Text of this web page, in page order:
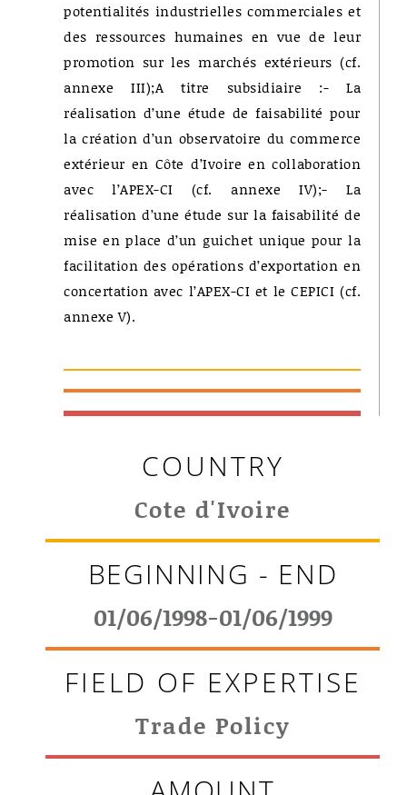
potentialités industrielles commerciales et
des ressources humaines en vue de leur
promotion sur les marchés extérieurs (cf.
annexe III);A titre subsidiaire :- La
réalisation d’une étude de faisabilité pour
la création d’un observatoire du commerce
extérieur en Côte d’Ivoire en collaboration
avec l’APEX-CI (cf. annexe IV);- La
réalisation d’une étude sur la faisabilité de
mise en place d’un guichet unique pour la
facilitation des opérations d’exportation en
concertation avec l’APEX-CI et le CEPICI (cf.
annexe V).
COUNTRY
Cote d'Ivoire
BEGINNING - END
01/06/1998-01/06/1999
FIELD OF EXPERTISE
Trade Policy